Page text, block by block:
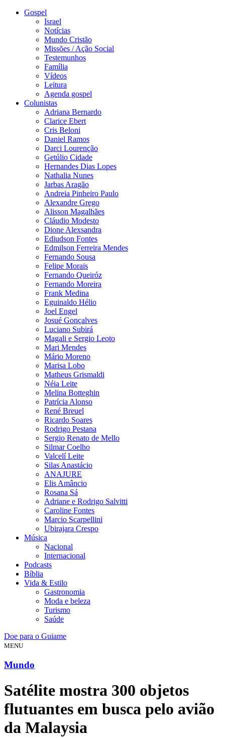
Gospel
Israel
Notícias
Mundo Cristão
Missões / Ação Social
Testemunhos
Família
Vídeos
Leitura
Agenda gospel
Colunistas
Adriana Bernardo
Clarice Ebert
Cris Beloni
Daniel Ramos
Darci Lourenção
Getúlio Cidade
Hernandes Dias Lopes
Nathalia Nunes
Jarbas Aragão
Andreia Pinheiro Paulo
Alexandre Grego
Alisson Magalhães
Cláudio Modesto
Dione Alexsandra
Ediudson Fontes
Edmilson Ferreira Mendes
Fernando Sousa
Felipe Morais
Fernando Queiróz
Fernando Moreira
Frank Medina
Eguinaldo Hélio
Joel Engel
Josué Gonçalves
Luciano Subirá
Magali e Sergio Leoto
Mari Mendes
Mário Moreno
Marisa Lobo
Matheus Grismaldi
Néia Leite
Melina Botteghin
Patrícia Alonso
René Breuel
Ricardo Soares
Rodrigo Pestana
Sergio Renato de Mello
Silmar Coelho
Valcelí Leite
Silas Anastácio
ANAJURE
Elis Amâncio
Rosana Sá
Adriane e Rodrigo Salvitti
Caroline Fontes
Marcio Scarpellini
Ubirajara Crespo
Música
Nacional
Internacional
Podcasts
Bíblia
Vida & Estilo
Gastronomia
Moda e beleza
Turismo
Saúde
Doe para o Guiame
MENU
Mundo
Satélite mostra 300 objetos
flutuantes em busca pelo avião
da Malaysia